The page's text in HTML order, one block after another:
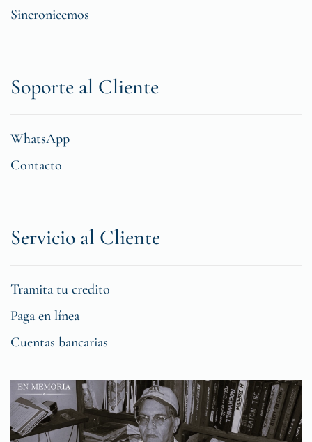
Sincronicemos
Soporte al Cliente
WhatsApp
Contacto
Servicio al Cliente
Tramita tu credito
Paga en línea
Cuentas bancarias